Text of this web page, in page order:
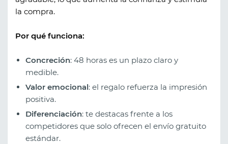
la compra.
Por qué funciona:
Concreción: 48 horas es un plazo claro y
medible.
Valor emocional: el regalo refuerza la impresión
positiva.
Diferenciación: te destacas frente a los
competidores que solo ofrecen el envío gratuito
estándar.